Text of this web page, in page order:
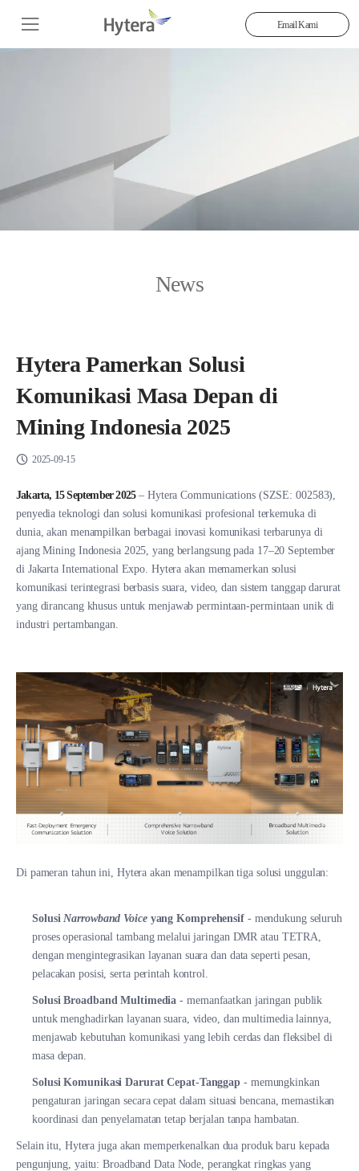
Email Kami
News
Hytera Pamerkan Solusi
Komunikasi Masa Depan di
Mining Indonesia 2025
2025-09-15
Jakarta, 15 September 2025– Hytera Communications (SZSE: 002583),
penyedia teknologi dan solusi komunikasi profesional terkemuka di
dunia, akan menampilkan berbagai inovasi komunikasi terbarunya di
ajang Mining Indonesia 2025, yang berlangsung pada 17–20 September
di Jakarta International Expo. Hytera akan memamerkan solusi
komunikasi terintegrasi berbasis suara, video, dan sistem tanggap darurat
yang dirancang khusus untuk menjawab permintaan-permintaan unik di
industri pertambangan.
Di pameran tahun ini, Hytera akan menampilkan tiga solusi unggulan:
Solusi Narrowband Voiceyang Komprehensif- mendukung seluruh
proses operasional tambang melalui jaringan DMR atau TETRA,
dengan mengintegrasikan layanan suara dan data seperti pesan,
pelacakan posisi, serta perintah kontrol.
Solusi Broadband Multimedia - memanfaatkan jaringan publik
untuk menghadirkan layanan suara, video, dan multimedia lainnya,
menjawab kebutuhan komunikasi yang lebih cerdas dan fleksibel di
masa depan.
Solusi Komunikasi Darurat Cepat-Tanggap - memungkinkan
pengaturan jaringan secara cepat dalam situasi bencana, memastikan
koordinasi dan penyelamatan tetap berjalan tanpa hambatan.
Selain itu, Hytera juga akan memperkenalkan dua produk baru kepada
pengunjung, yaitu: Broadband Data Node, perangkat ringkas yang